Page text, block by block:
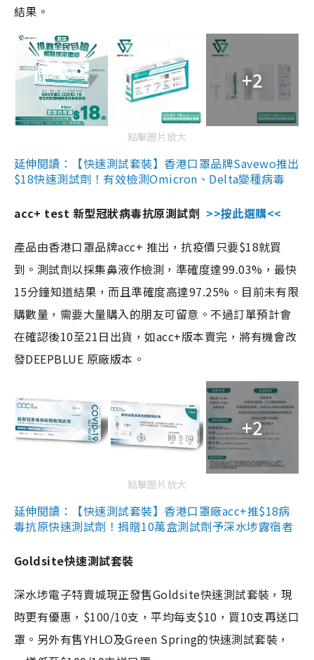
結果。
+2
點擊圖片放大
延伸閱讀：【快速測試套裝】香港口罩品牌Savewo推出
$18快速測試劑！有效檢測Omicron、Delta變種病毒
acc+ test 新型冠狀病毒抗原測試劑 >>按此選購<<
產品由香港口罩品牌acc+ 推出，抗疫價只要$18就買
到。測試劑以採集鼻液作檢測，準確度達99.03%，最快
15分鐘知道結果，而且準確度高達97.25%。目前未有限
購數量，需要大量購入的朋友可留意。不過訂單預計會
在確認後10至21日出貨，如acc+版本賣完，將有機會改
發DEEPBLUE 原廠版本。
+2
點擊圖片放大
延伸閱讀：【快速測試套裝】香港口罩廠acc+推$18病
毒抗原快速測試劑！捐贈10萬盒測試劑予深水埗露宿者
Goldsite快速測試套裝
深水埗電子特賣城現正發售Goldsite快速測試套裝，現
時更有優惠，$100/10支，平均每支$10，買10支再送口
罩。另外有售YHLO及Green Spring的快速測試套裝，